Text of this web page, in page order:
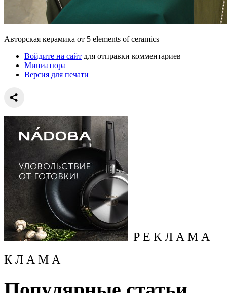
Авторская керамика от 5 elements of ceramics
Войдите на сайт для отправки комментариев
Миниатюра
Версия для печати
Р Е К Л А М А
К Л А М А